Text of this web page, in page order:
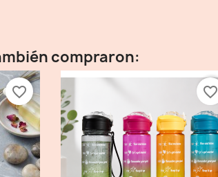
compraron:
favorite_border favorite_border